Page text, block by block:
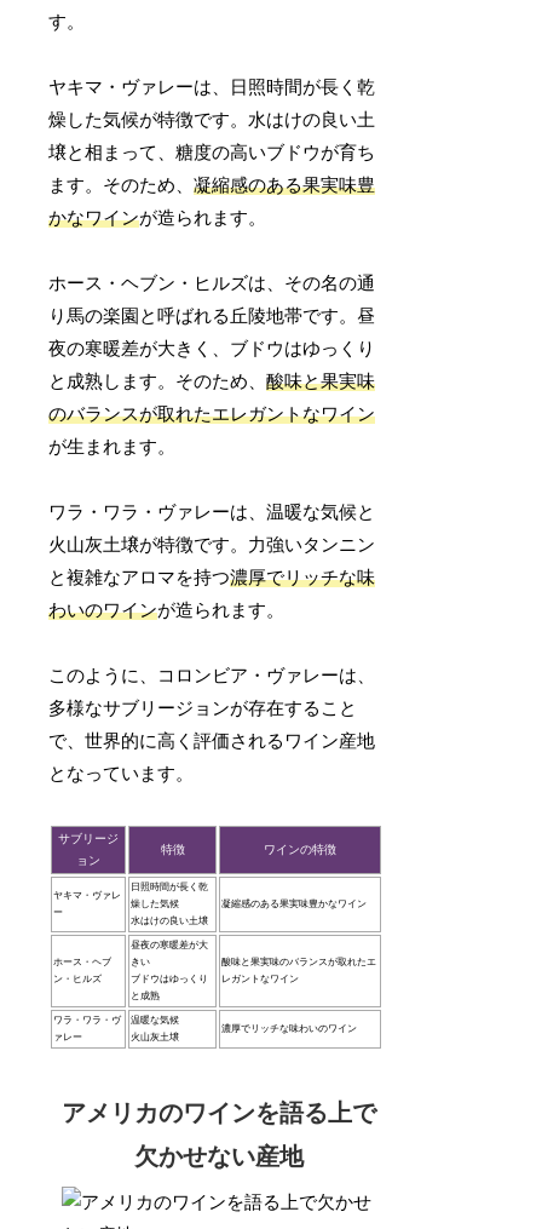
す。
ヤキマ・ヴァレーは、日照時間が長く乾
燥した気候が特徴です。水はけの良い土
壌と相まって、糖度の高いブドウが育ち
ます。そのため、凝縮感のある果実味豊
かなワインが造られます。
ホース・ヘブン・ヒルズは、その名の通
り馬の楽園と呼ばれる丘陵地帯です。昼
夜の寒暖差が大きく、ブドウはゆっくり
と成熟します。そのため、酸味と果実味
のバランスが取れたエレガントなワイン
が生まれます。
ワラ・ワラ・ヴァレーは、温暖な気候と
火山灰土壌が特徴です。力強いタンニン
と複雑なアロマを持つ濃厚でリッチな味
わいのワインが造られます。
このように、コロンビア・ヴァレーは、
多様なサブリージョンが存在すること
で、世界的に高く評価されるワイン産地
となっています。
サブリージ
ョン
特徴 ワインの特徴
ヤキマ・ヴァレ
ー
日照時間が長く乾
燥した気候
水はけの良い土壌
凝縮感のある果実味豊かなワイン
ホース・ヘブ
ン・ヒルズ
昼夜の寒暖差が大
きい
ブドウはゆっくり
と成熟
酸味と果実味のバランスが取れたエ
レガントなワイン
ワラ・ワラ・ヴ
ァレー
温暖な気候
火山灰土壌
濃厚でリッチな味わいのワイン
アメリカのワインを語る上で
欠かせない産地